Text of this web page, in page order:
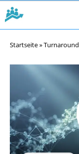
Startseite»Turnaround